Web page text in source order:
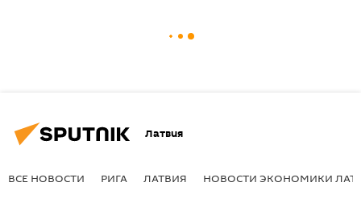
Латвия
ВСЕ НОВОСТИ РИГА ЛАТВИЯ НОВОСТИ ЭКОНОМИКИ